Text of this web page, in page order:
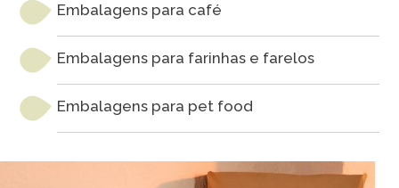
Embalagens para café
Embalagens para farinhas e farelos
Embalagens para pet food